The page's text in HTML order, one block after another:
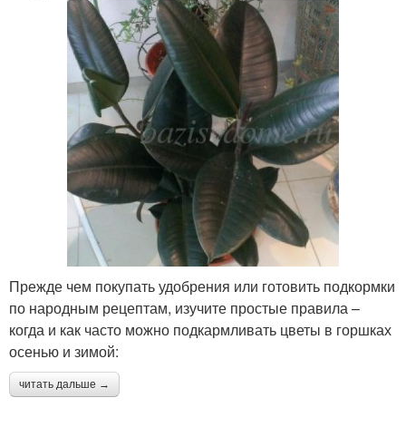
Прежде чем покупать удобрения или готовить подкормки
по народным рецептам, изучите простые правила –
когда и как часто можно подкармливать цветы в горшках
осенью и зимой:
читать дальше →